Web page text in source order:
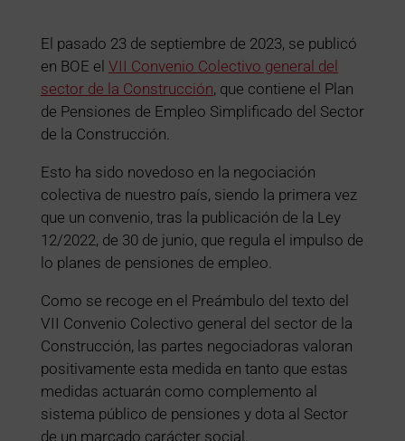
El pasado 23 de septiembre de 2023, se publicó
en BOE el VII Convenio Colectivo general del
sector de la Construcción, que contiene el Plan
de Pensiones de Empleo Simplificado del Sector
de la Construcción.
Esto ha sido novedoso en la negociación
colectiva de nuestro país, siendo la primera vez
que un convenio, tras la publicación de la Ley
12/2022, de 30 de junio, que regula el impulso de
lo planes de pensiones de empleo.
Como se recoge en el Preámbulo del texto del
VII Convenio Colectivo general del sector de la
Construcción, las partes negociadoras valoran
positivamente esta medida en tanto que estas
medidas actuarán como complemento al
sistema público de pensiones y dota al Sector
de un marcado carácter social.